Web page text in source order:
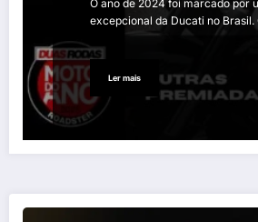
O ano de 2024 foi marcado por
excepcional da Ducati no
Ler mais